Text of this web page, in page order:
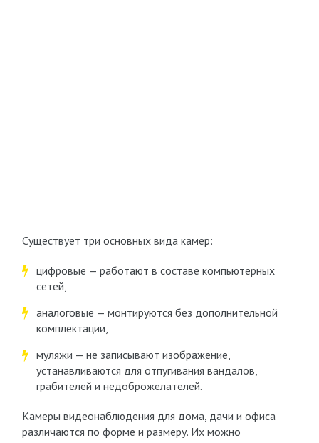
Существует три основных вида камер:
цифровые — работают в составе компьютерных
сетей,
аналоговые — монтируются без дополнительной
комплектации,
муляжи — не записывают изображение,
устанавливаются для отпугивания вандалов,
грабителей и недоброжелателей.
Камеры видеонаблюдения для дома, дачи и офиса
различаются по форме и размеру. Их можно